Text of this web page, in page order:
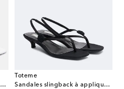
Sandales slingback à appliqué floral
Toteme
Sandales slingback à appliqués floraux